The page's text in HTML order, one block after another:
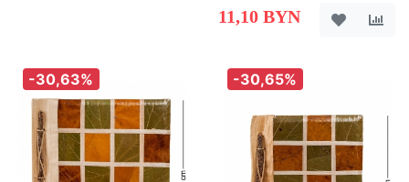
11,10 BYN
-30,63% -30,65%